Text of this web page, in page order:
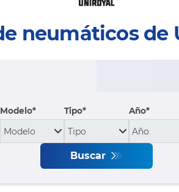
neumáticos de
Modelo Tipo Año*
Buscar